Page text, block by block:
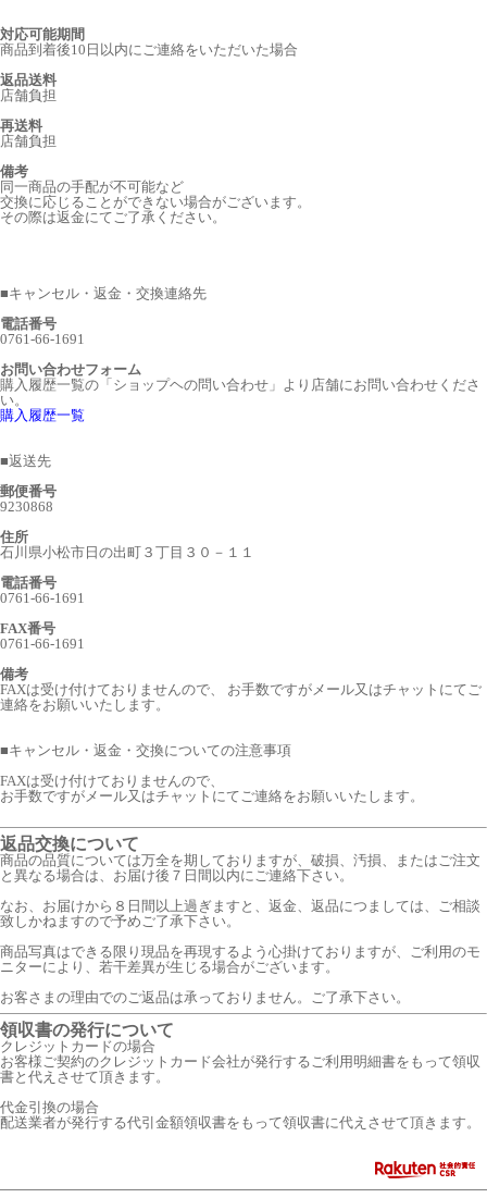
対応可能期間
商品到着後10日以内にご連絡をいただいた場合
返品送料
店舗負担
再送料
店舗負担
備考
同一商品の手配が不可能など
交換に応じることができない場合がございます。
その際は返金にてご了承ください。
■キャンセル・返金・交換連絡先
電話番号
0761-66-1691
お問い合わせフォーム
購入履歴一覧の「ショップヘの問い合わせ」より店舗にお問い合わせくださ
い。
購入履歴一覧
■返送先
郵便番号
9230868
住所
石川県小松市日の出町３丁目３０－１１
電話番号
0761-66-1691
FAX番号
0761-66-1691
備考
FAXは受け付けておりませんので、 お手数ですがメール又はチャットにてご
連絡をお願いいたします。
■キャンセル・返金・交換についての注意事項
FAXは受け付けておりませんので、
お手数ですがメール又はチャットにてご連絡をお願いいたします。
返品交換について
商品の品質については万全を期しておりますが、破損、汚損、またはご注文
と異なる場合は、お届け後７日間以内にご連絡下さい。
なお、お届けから８日間以上過ぎますと、返金、返品につましては、ご相談
致しかねますので予めご了承下さい。
商品写真はできる限り現品を再現するよう心掛けておりますが、ご利用のモ
ニターにより、若干差異が生じる場合がございます。
お客さまの理由でのご返品は承っておりません。ご了承下さい。
領収書の発行について
クレジットカードの場合
お客様ご契約のクレジットカード会社が発行するご利用明細書をもって領収
書と代えさせて頂きます。
代金引換の場合
配送業者が発行する代引金額領収書をもって領収書に代えさせて頂きます。